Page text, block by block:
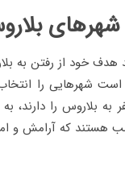
شهرهای
هدف خود از رفتن به
است شهرهایی را
به بلاروس را
هستند که آرامش و